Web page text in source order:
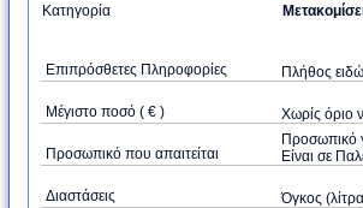
Κατηγορία
Επιπρόσθετες Πληροφορίες Πλήθος
Μέγιστο ποσό ( € ) Xωρίς όριο
Προσωπικό που απαιτείται
Προσωπικό
Είναι σε
Διαστάσεις Όγκος